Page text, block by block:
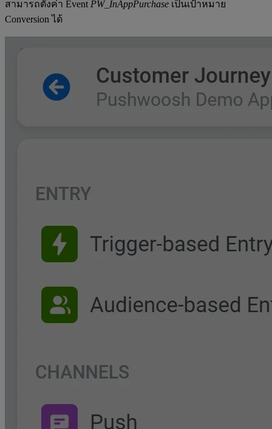
สามารถตั้งค่า Event PW_InAppPurchase เป็นเป้าหมาย
Conversion ได้